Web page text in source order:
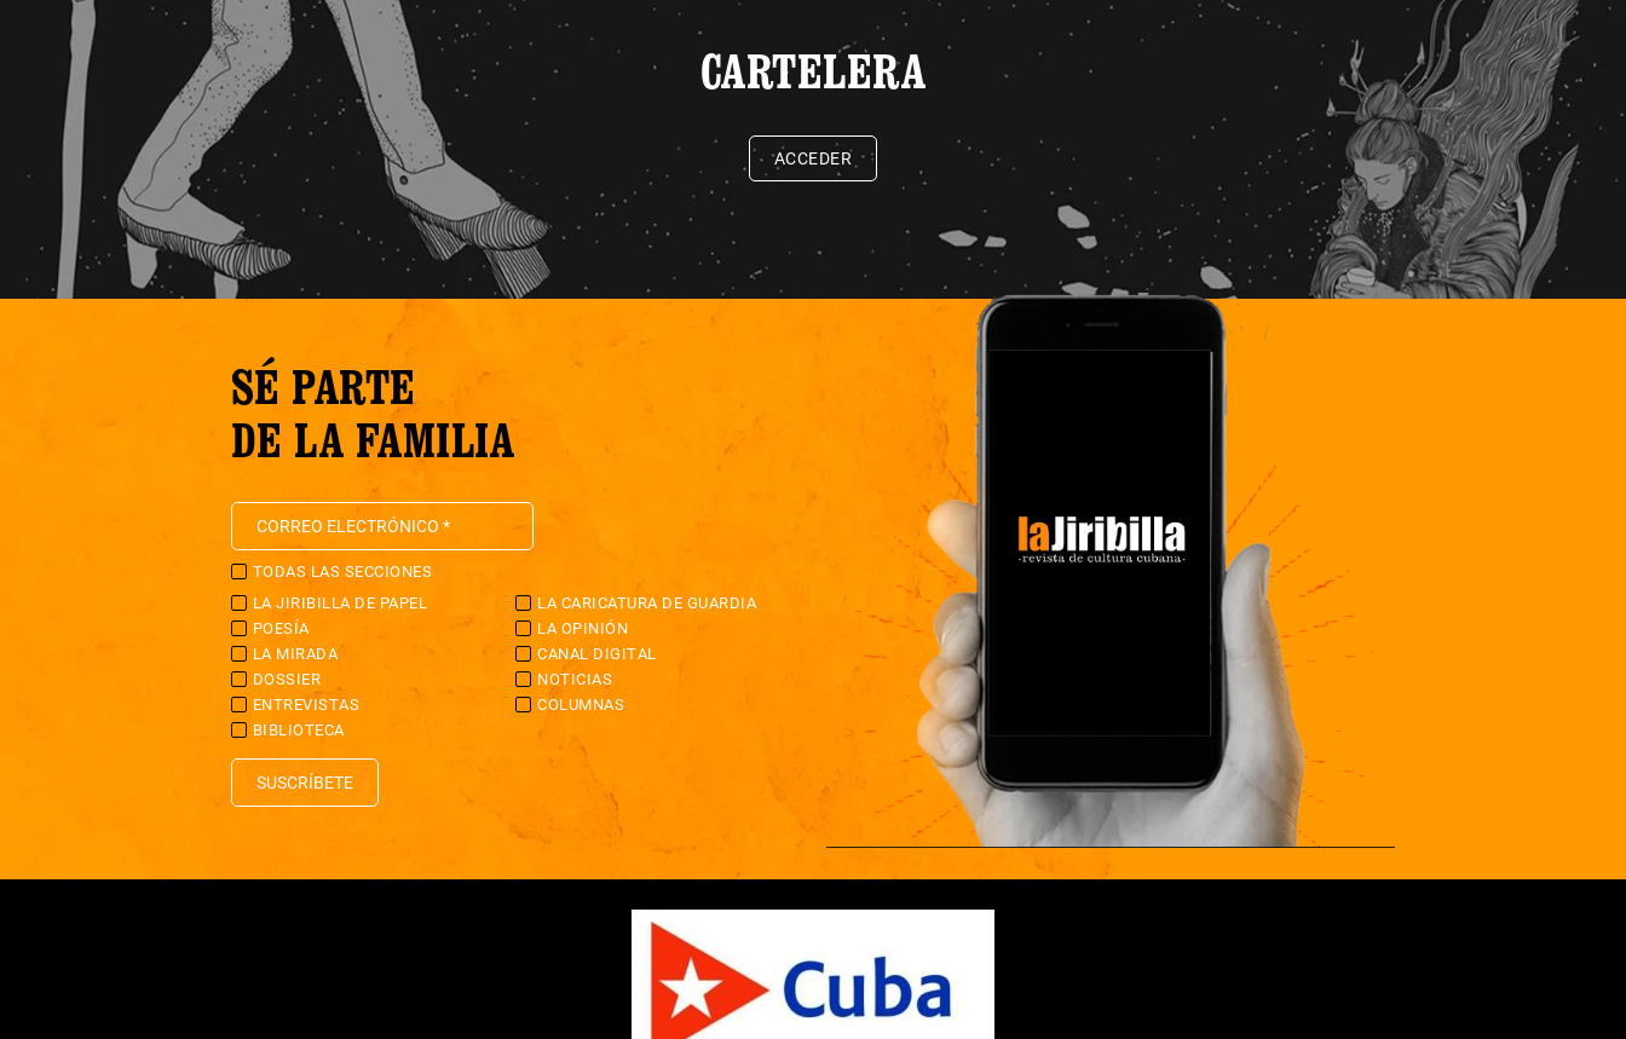
CARTELERA
ACCEDER
SÉ PARTE
DE LA FAMILIA
TODAS LAS SECCIONES
LA JIRIBILLA DE PAPEL
LA CARICATURA DE GUARDIA
POESÍA
LA OPINIÓN
LA MIRADA
CANAL DIGITAL
DOSSIER
NOTICIAS
ENTREVISTAS
COLUMNAS
BIBLIOTECA
SUSCRÍBETE